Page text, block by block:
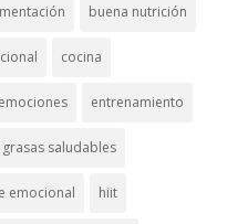
buena nutrición
cocina
emociones entrenamiento
grasas saludables
emocional hiit